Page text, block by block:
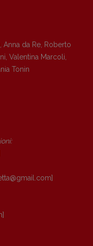
Anna da Re Roberto
Valentina Marcoli
Tonin
: